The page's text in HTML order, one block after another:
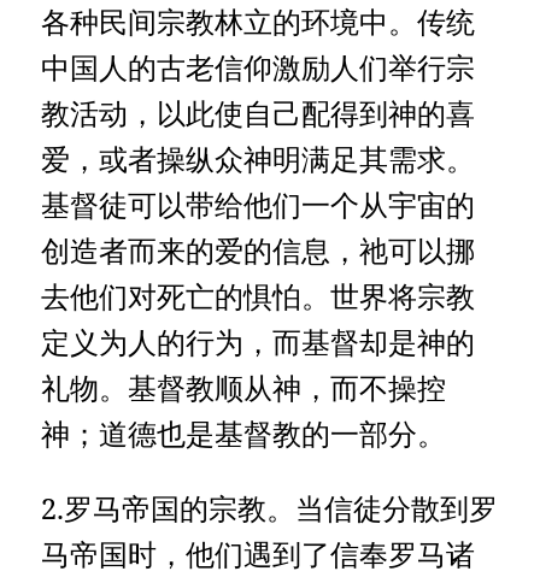
各种民间宗教林立的环境中。传统
中国人的古老信仰激励人们举行宗
教活动，以此使自己配得到神的喜
爱，或者操纵众神明满足其需求。
基督徒可以带给他们一个从宇宙的
创造者而来的爱的信息，祂可以挪
去他们对死亡的惧怕。世界将宗教
定义为人的行为，而基督却是神的
礼物。基督教顺从神，而不操控
神；道德也是基督教的一部分。
2.罗马帝国的宗教。当信徒分散到罗
马帝国时，他们遇到了信奉罗马诸